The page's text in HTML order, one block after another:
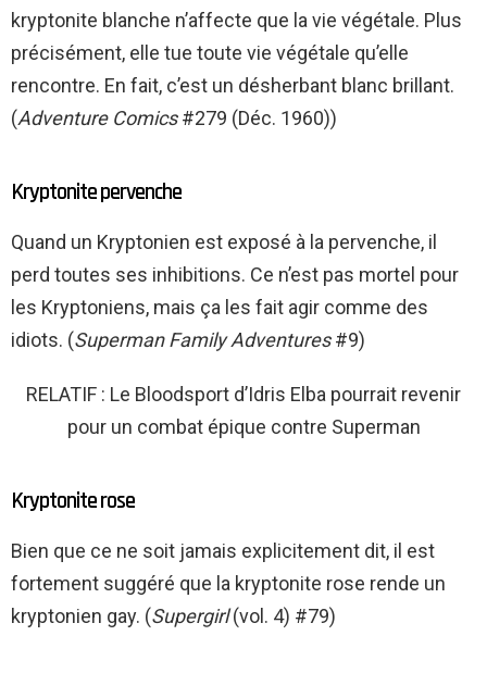
kryptonite blanche n’affecte que la vie végétale. Plus
précisément, elle tue toute vie végétale qu’elle
rencontre. En fait, c’est un désherbant blanc brillant.
(Adventure Comics#279 (Déc. 1960))
Kryptonite pervenche
Quand un Kryptonien est exposé à la pervenche, il
perd toutes ses inhibitions. Ce n’est pas mortel pour
les Kryptoniens, mais ça les fait agir comme des
idiots. (Superman Family Adventures#9)
RELATIF : Le Bloodsport d’Idris Elba pourrait revenir
pour un combat épique contre Superman
Kryptonite rose
Bien que ce ne soit jamais explicitement dit, il est
fortement suggéré que la kryptonite rose rende un
kryptonien gay. (Supergirl(vol. 4) #79)